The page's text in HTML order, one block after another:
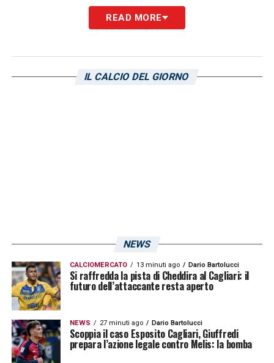
momento storico poiché è la prima volta che
il prestigioso premio viene assegnato a un
attualmente per l’Inter Miaminella MLS.
READ MORE
IL CALCIO DEL GIORNO
NEWS
CALCIOMERCATO 13 minuti ago Dario Bartolucci
Si raffredda la pista di Cheddira al Cagliari: il
futuro dell’attaccante resta aperto
NEWS 27 minuti ago Dario Bartolucci
Scoppia il caso Esposito Cagliari, Giuffredi
prepara l’azione legale contro Melis: la bomba